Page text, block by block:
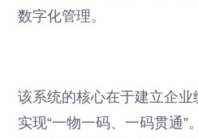
数字化管理。
该系统的核心在于建立企业
实现“一物一码、一码贯通”